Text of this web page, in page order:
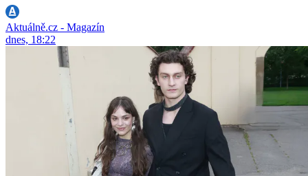
Aktuálně.cz - Magazín
dnes, 18:22